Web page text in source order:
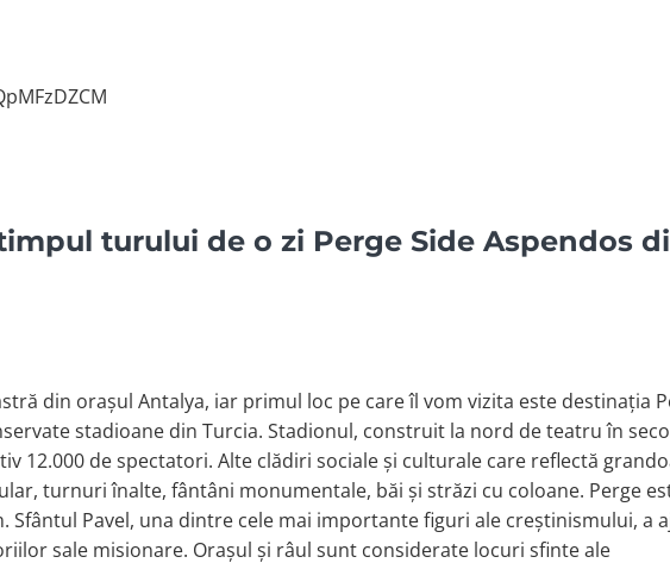
turului de o zi Perge Side Aspendos
din orașul Antalya, iar primul loc pe care îl vom vizita este destinația
stadioane din Turcia. Stadionul, construit la nord de teatru în
12.000 de spectatori. Alte clădiri sociale și culturale care reflectă
turnuri înalte, fântâni monumentale, băi și străzi cu coloane. Perge
Pavel, una dintre cele mai importante figuri ale creștinismului, a
sale misionare. Orașul și râul sunt considerate locuri sfinte ale